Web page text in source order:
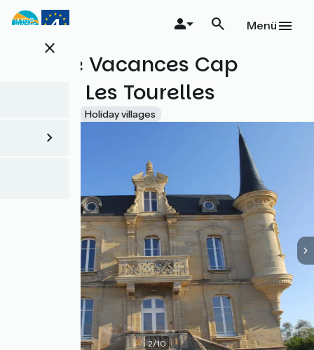
Direkt
zum
close
Menü
Village Vacances Cap
France Les Tourelles
Holiday villages
2/10